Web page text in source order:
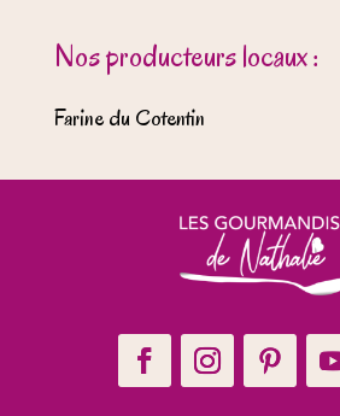
Nos producteurs locaux :
Farine du Cotentin